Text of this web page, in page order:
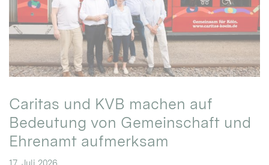
Caritas und KVB machen auf
Bedeutung von Gemeinschaft und
Ehrenamt aufmerksam